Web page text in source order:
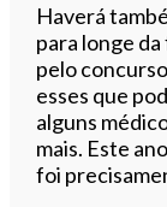
Haverá
para longe
pelo
esses que
alguns
mais. Este
foi